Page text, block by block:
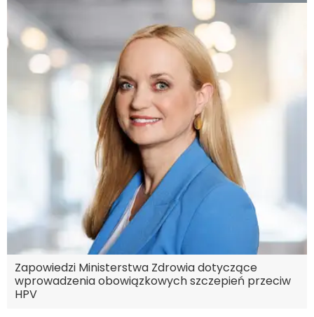
Zapowiedzi Ministerstwa Zdrowia dotyczące
wprowadzenia obowiązkowych szczepień przeciw
HPV